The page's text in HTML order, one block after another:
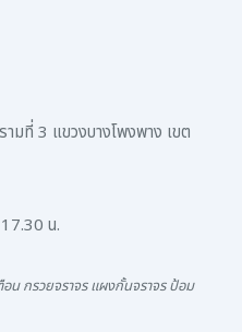
มที่ 3 แขวงบางโพงพาง เขต
น.
น กรวยจราจร แผงกั้นจราจร ป้อม